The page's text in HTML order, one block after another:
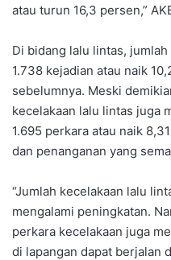
atau turun 16,3 persen,”
Di bidang lalu lintas,
1.738 kejadian atau naik
sebelumnya. Meski
kecelakaan lalu lintas juga
1.695 perkara atau naik
dan penanganan yang
“Jumlah kecelakaan lalu
mengalami peningkatan.
perkara kecelakaan juga
di lapangan dapat berjalan